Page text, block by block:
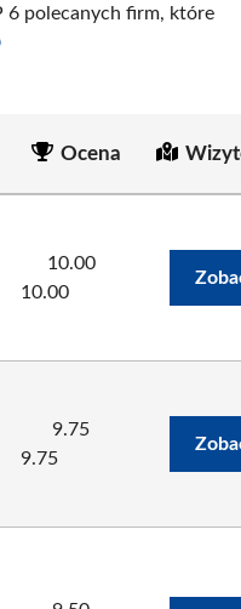
6 polecanych firm, które
Ocena
10.00
10.00
9.75
9.75